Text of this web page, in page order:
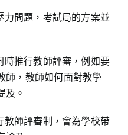
題，考試局的方案並
推行教師評審，例如要
師，教師如何面對教學
及。
評審制，會為學校帶